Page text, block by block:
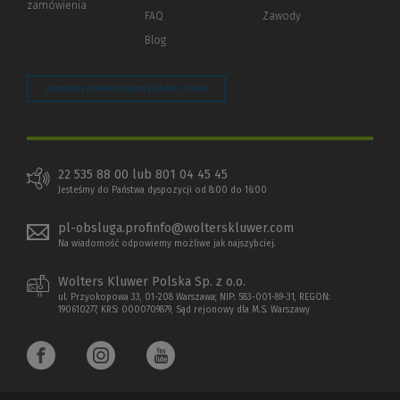
zamówienia
FAQ
Blog
Zawody
Zarządzaj preferencjami plików cookie
22 535 88 00 lub 801 04 45 45
Jesteśmy do Państwa dyspozycji od 8:00 do 16:00
pl-obsluga.profinfo@wolterskluwer.com
Na wiadomość odpowiemy możliwe jak najszybciej.
Wolters Kluwer Polska Sp. z o.o.
ul. Przyokopowa 33, 01-208 Warszawa; NIP: 583-001-89-31, REGON:
190610277, KRS: 0000709879, Sąd rejonowy dla M.S. Warszawy